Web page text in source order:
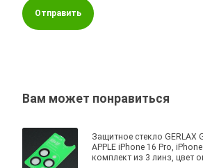
Отправить
Вам может понравиться
Защитное стекло GERLAX
APPLE iPhone 16 Pro,
комплект из 3 линз, цвет